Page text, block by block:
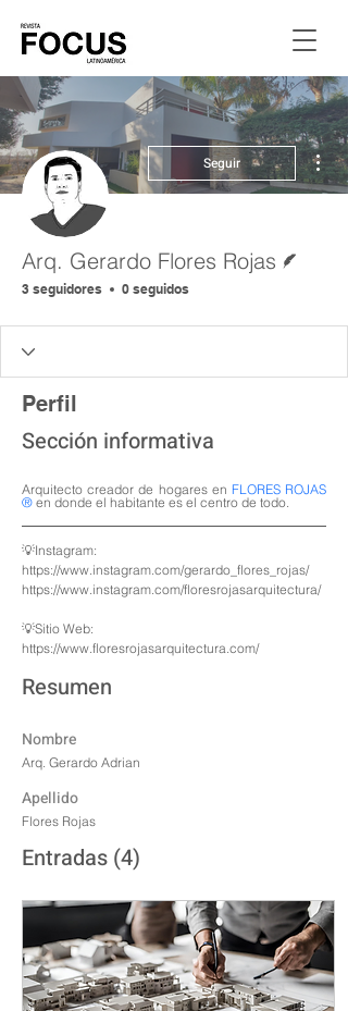
Seguir
Arq. Gerardo Flores Rojas
3 seguidores 0 seguidos
Perfil
Sección informativa
Arquitecto creador de hogares en FLORES ROJAS
® en donde el habitante es el centro de todo.
💡Instagram:
https://www.instagram.com/gerardo_flores_rojas/
https://www.instagram.com/floresrojasarquitectura/
💡Sitio Web:
https://www.floresrojasarquitectura.com/
Resumen
Nombre
Arq. Gerardo Adrian
Apellido
Flores Rojas
Entradas (4)